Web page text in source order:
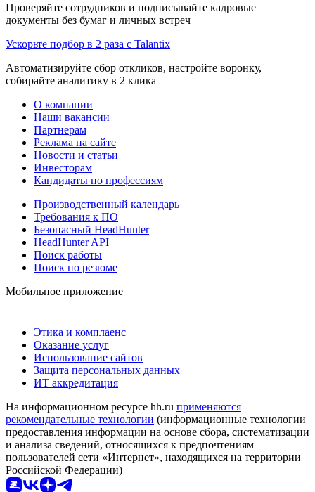
Проверяйте сотрудников и подписывайте кадровые
документы без бумаг и личных встреч
Ускорьте подбор в 2 раза с Talantix
Автоматизируйте сбор откликов, настройте воронку,
собирайте аналитику в 2 клика
О компании
Наши вакансии
Партнерам
Реклама на сайте
Новости и статьи
Инвесторам
Кандидаты по профессиям
Производственный календарь
Требования к ПО
Безопасный HeadHunter
HeadHunter API
Поиск работы
Поиск по резюме
Мобильное приложение
Этика и комплаенс
Оказание услуг
Использование сайтов
Защита персональных данных
ИТ аккредитация
На информационном ресурсе hh.ru применяются
рекомендательные технологии (информационные технологии
предоставления информации на основе сбора, систематизации
и анализа сведений, относящихся к предпочтениям
пользователей сети «Интернет», находящихся на территории
Российской Федерации)